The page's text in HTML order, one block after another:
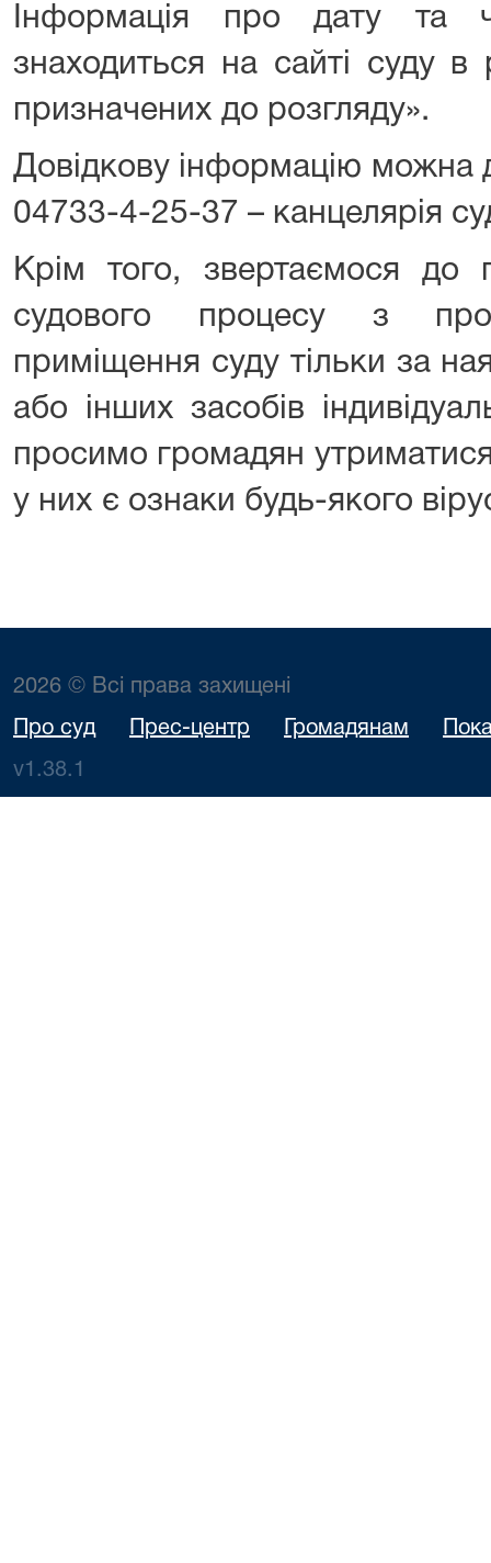
Інформація про дату та
знаходиться на сайті суду в
призначених до розгляду».
Довідкову інформацію можна
04733-4-25-37 – канцелярія
Крім того, звертаємося до
судового процесу з
приміщення суду тільки за
або інших засобів
просимо громадян утриматися
у них є ознаки будь-якого
2026 © Всі права захищені
Про суд Прес-центр Громадянам
v1.38.1